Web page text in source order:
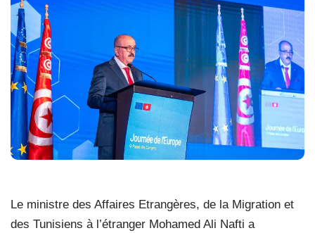
Le ministre des Affaires Etrangères, de la Migration et
des Tunisiens à l’étranger Mohamed Ali Nafti a